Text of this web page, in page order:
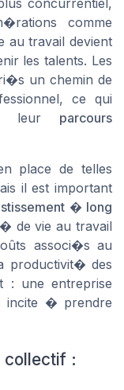
concurrentiel,
comme
au travail devient
les talents. Les
un chemin de
ce qui
leur parcours
place de telles
il est important
� long
de vie au travail
associ�s au
productivit� des
: une entreprise
incite � prendre
collectif :